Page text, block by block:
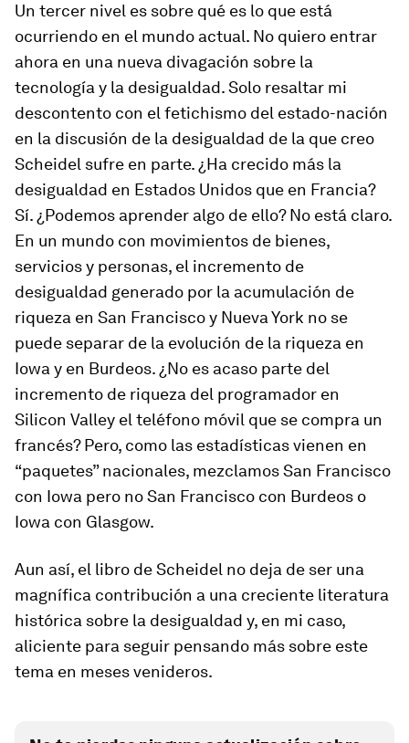
Un tercer nivel es sobre qué es lo que está
ocurriendo en el mundo actual. No quiero entrar
ahora en una nueva divagación sobre la
tecnología y la desigualdad. Solo resaltar mi
descontento con el fetichismo del estado-nación
en la discusión de la desigualdad de la que creo
Scheidel sufre en parte. ¿Ha crecido más la
desigualdad en Estados Unidos que en Francia?
Sí. ¿Podemos aprender algo de ello? No está claro.
En un mundo con movimientos de bienes,
servicios y personas, el incremento de
desigualdad generado por la acumulación de
riqueza en San Francisco y Nueva York no se
puede separar de la evolución de la riqueza en
Iowa y en Burdeos. ¿No es acaso parte del
incremento de riqueza del programador en
Silicon Valley el teléfono móvil que se compra un
francés? Pero, como las estadísticas vienen en
“paquetes” nacionales, mezclamos San Francisco
con Iowa pero no San Francisco con Burdeos o
Iowa con Glasgow.
Aun así, el libro de Scheidel no deja de ser una
magnífica contribución a una creciente literatura
histórica sobre la desigualdad y, en mi caso,
aliciente para seguir pensando más sobre este
tema en meses venideros.